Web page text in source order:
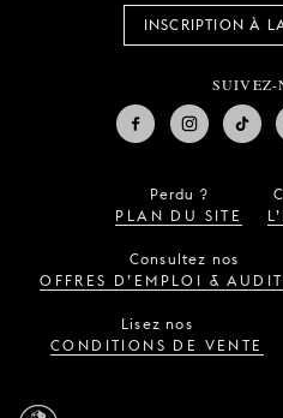
INSCRIPTION À
SUIVEZ-
Perdu ?
PLAN DU SITE
Consultez nos
OFFRES D’EMPLOI &
Lisez nos
CONDITIONS DE VENTE